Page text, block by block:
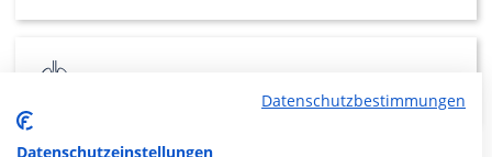
Datenschutzbestimmungen
Datenschutzeinstellungen